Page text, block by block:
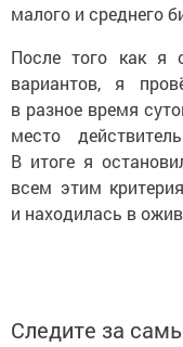
малого и среднего
После того как я
вариантов, я
в разное время
место
В итоге я
всем этим
и находилась в
Следите за